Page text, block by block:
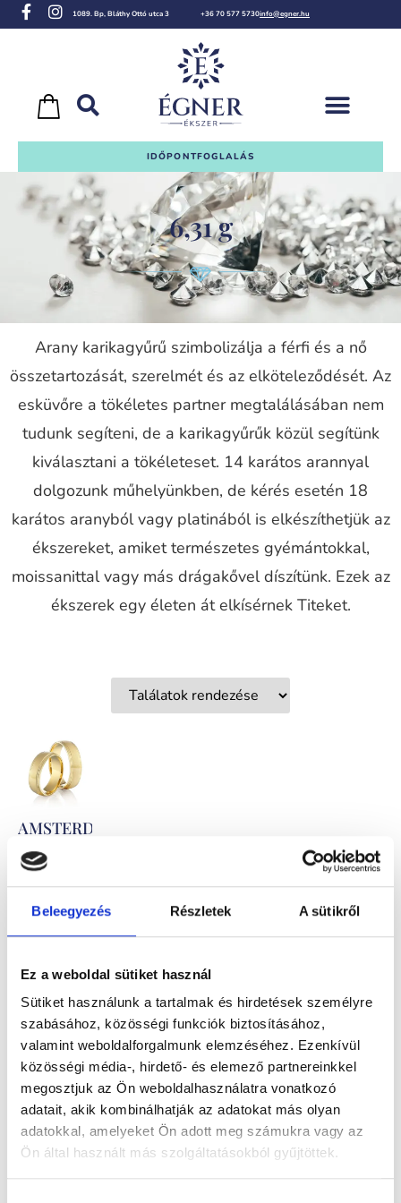
Beleegyezés Részletek A sütikről
Ez a weboldal sütiket használ
Sütiket használunk a tartalmak és hirdetések személyre
szabásához, közösségi funkciók biztosításához,
valamint weboldalforgalmunk elemzéséhez. Ezenkívül
közösségi média-, hirdető- és elemező partnereinkkel
megosztjuk az Ön weboldalhasználatra vonatkozó
adatait, akik kombinálhatják az adatokat más olyan
adatokkal, amelyeket Ön adott meg számukra vagy az
Ön által használt más szolgáltatásokból gyűjtöttek.
1089. Bp, Bláthy Ottó utca 3 +36 70 577 5730info@egner.hu
IDŐPONTFOGLALÁS
6,31 g
Arany karikagyűrű szimbolizálja a férfi és a nő
összetartozását, szerelmét és az elköteleződését. Az
esküvőre a tökéletes partner megtalálásában nem
tudunk segíteni, de a karikagyűrűk közül segítünk
kiválasztani a tökéleteset. 14 karátos arannyal
dolgozunk műhelyünkben, de kérés esetén 18
karátos aranyból vagy platinából is elkészíthetjük az
ékszereket, amiket természetes gyémántokkal,
moissanittal vagy más drágakővel díszítünk. Ezek az
ékszerek egy életen át elkísérnek Titeket.
AMSTERDAM
454.800
Kő nélküli
karikagyűrű
pár